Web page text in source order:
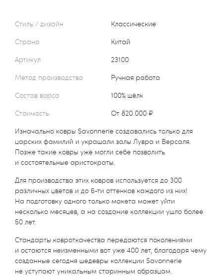
Стиль / дизайн
Классические
Страна
Китай
Артикул
23100
Метод производства
Ручная работа
Состав ворса
100% шёлк
Стоимость
от 820 000 ₽
Изначально ковры Savonnerie создавались только для
царских фамилий и украшали залы Лувра и Версаля.
Позже такие ковры уже могли себе позволить
и состоятельные аристократы.
Для производства этих ковров используется до 300
различных цветов и до 6-ти оттенков каждого из них!
На подготовку одного только макета может уйти
несколько месяцев, а на создание коллекции ушло более
50 лет.
Стандарты ковроткачества передаются поколениями
и остаются неизменными вот уже 400 лет, благодаря чему
созданные сегодня шедевры коллекции Savonnerie
не уступают уникальным старинным образцам.